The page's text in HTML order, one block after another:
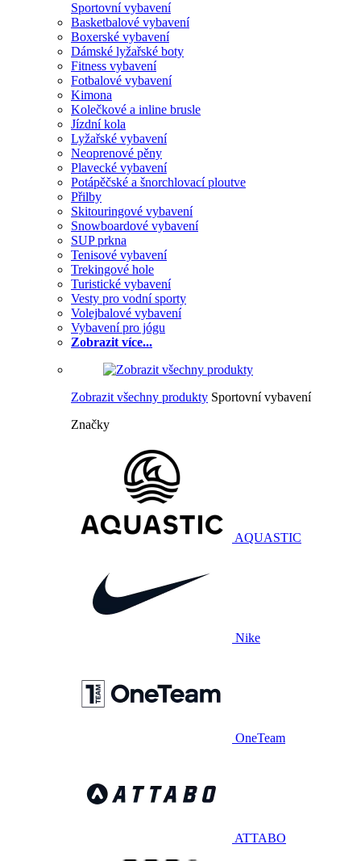
Sportovní vybavení
Basketbalové vybavení
Boxerské vybavení
Dámské lyžařské boty
Fitness vybavení
Fotbalové vybavení
Kimona
Kolečkové a inline brusle
Jízdní kola
Lyžařské vybavení
Neoprenové pěny
Plavecké vybavení
Potápěčské a šnorchlovací ploutve
Přilby
Skitouringové vybavení
Snowboardové vybavení
SUP prkna
Tenisové vybavení
Trekingové hole
Turistické vybavení
Vesty pro vodní sporty
Volejbalové vybavení
Vybavení pro jógu
Zobrazit více...
Zobrazit všechny produkty Sportovní vybavení
Značky
AQUASTIC
Nike
OneTeam
ATTABO